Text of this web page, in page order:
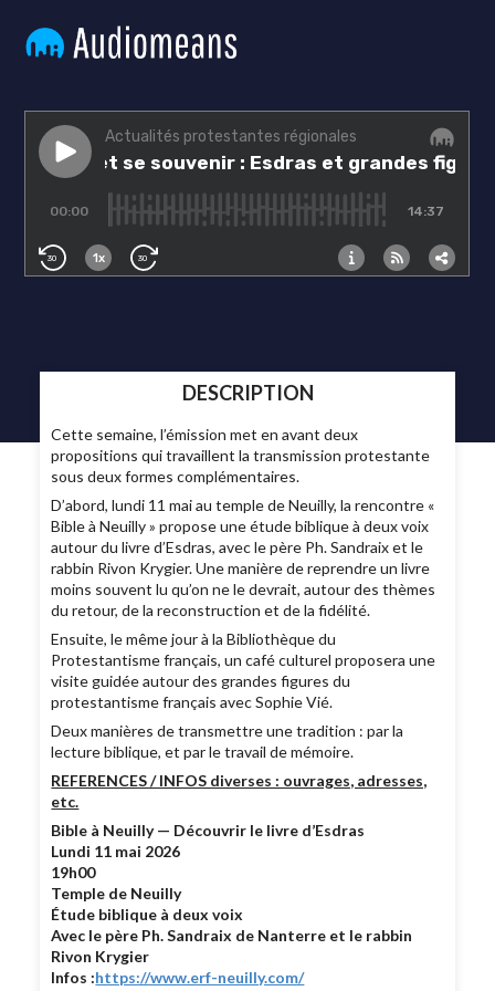
DESCRIPTION
Cette semaine, l’émission met en avant deux
propositions qui travaillent la transmission protestante
sous deux formes complémentaires.
D’abord, lundi 11 mai au temple de Neuilly, la rencontre «
Bible à Neuilly » propose une étude biblique à deux voix
autour du livre d’Esdras, avec le père Ph. Sandraix et le
rabbin Rivon Krygier. Une manière de reprendre un livre
moins souvent lu qu’on ne le devrait, autour des thèmes
du retour, de la reconstruction et de la fidélité.
Ensuite, le même jour à la Bibliothèque du
Protestantisme français, un café culturel proposera une
visite guidée autour des grandes figures du
protestantisme français avec Sophie Vié.
Deux manières de transmettre une tradition : par la
lecture biblique, et par le travail de mémoire.
REFERENCES / INFOS diverses : ouvrages, adresses,
etc.
Bible à Neuilly — Découvrir le livre d’Esdras
Lundi 11 mai 2026
19h00
Temple de Neuilly
Étude biblique à deux voix
Avec le père Ph. Sandraix de Nanterre et le rabbin
Rivon Krygier
Infos :https://www.erf-neuilly.com/